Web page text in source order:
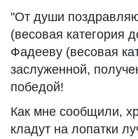
"От души
(весовая категория
Фадееву (весовая
заслуженной,
победой!
Как мне сообщили,
кладут на лопатки